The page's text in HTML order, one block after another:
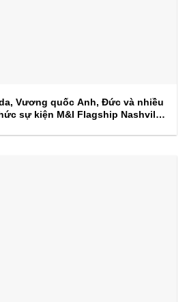
Vương quốc Anh, Đức và nhiều
sự kiện M&I Flagship Nashville